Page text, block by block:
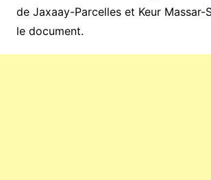
de Jaxaay-Parcelles et Keur Massar-
le document.